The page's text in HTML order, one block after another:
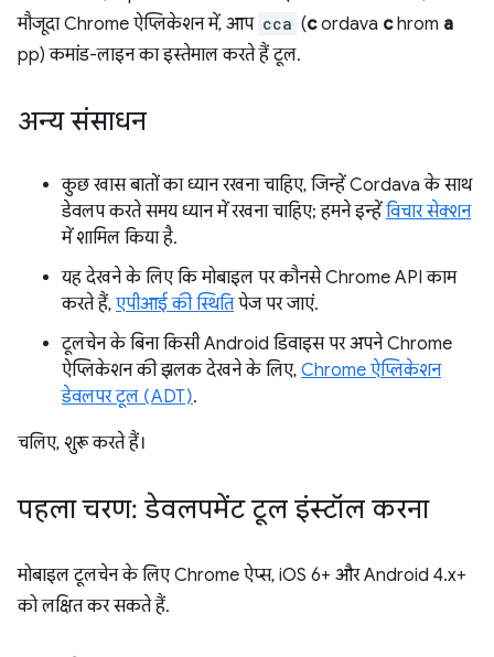
मौजूदा Chrome ऐप्लिकेशन में, आप cca (cordava chrom a
pp) कमांड-लाइन का इस्तेमाल करते हैं टूल.
अन्य संसाधन
कुछ खास बातों का ध्यान रखना चाहिए, जिन्हें Cordava के साथ
डेवलप करते समय ध्यान में रखना चाहिए; हमने इन्हें विचार सेक्शन
में शामिल किया है.
यह देखने के लिए कि मोबाइल पर कौनसे Chrome API काम
करते हैं, एपीआई की स्थितिपेज पर जाएं.
टूलचेन के बिना किसी Android डिवाइस पर अपने Chrome
ऐप्लिकेशन की झलक देखने के लिए, Chrome ऐप्लिकेशन
डेवलपर टूल (ADT).
चलिए, शुरू करते हैं।
पहला चरण: डेवलपमेंट टूल इंस्टॉल करना
मोबाइल टूलचेन के लिए Chrome ऐप्स, iOS 6+ और Android 4.x+
को लक्षित कर सकते हैं.